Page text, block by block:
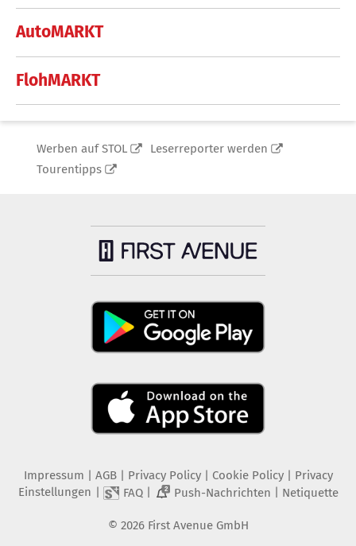
AutoMARKT
FlohMARKT
Werben auf STOL
Leserreporter werden
Tourentipps
Impressum AGB Privacy Policy| Cookie Policy| Privacy
Einstellungen
FAQ| 2 Push-Nachrichten Netiquette
© 2026 First Avenue GmbH